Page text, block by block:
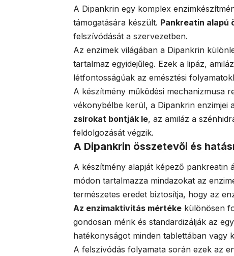
A Dipankrin egy komplex
támogatására készült. Pankreatin alapú
felszívódását a szervezetben.
Az enzimek világában a Dipankrin
tartalmaz egyidejűleg. Ezek a lipáz,
létfontosságúak az emésztési
A készítmény működési mechanizmusa
vékonybélbe kerül, a Dipankrin enzimjei
zsírokat bontják le, az amiláz a
feldolgozását végzik.
A Dipankrin összetevői és
A készítmény alapját képező pankreatin
módon tartalmazza mindazokat az
természetes eredet biztosítja, hogy az
Az enzimaktivitás mértéke különösen
gondosan mérik és standardizálják az
hatékonyságot minden tablettában vagy
A felszívódás folyamata során ezek az